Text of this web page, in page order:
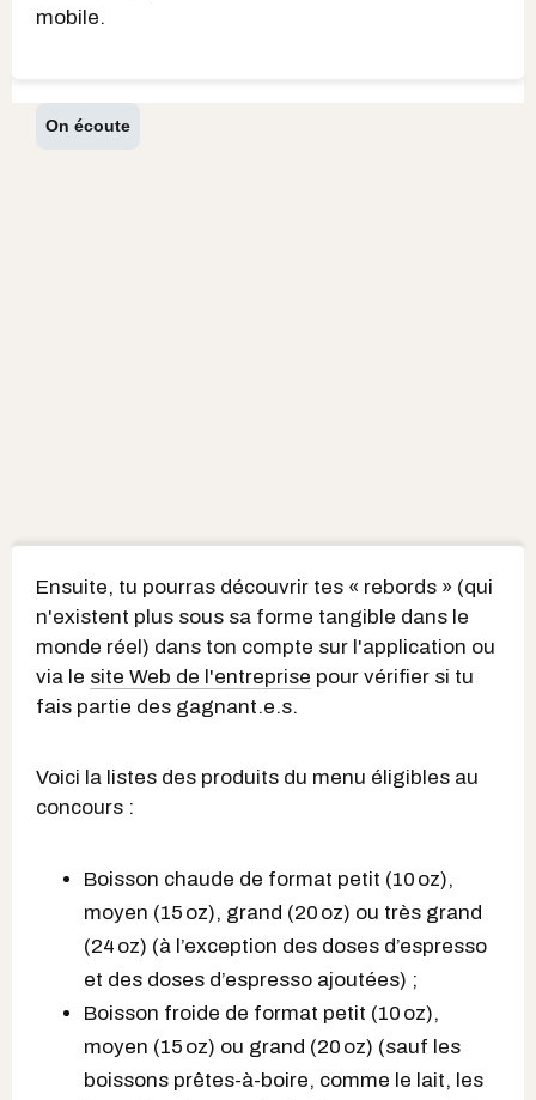
mobile.
On écoute
Ensuite, tu pourras découvrir tes « rebords » (qui
n'existent plus sous sa forme tangible dans le
monde réel) dans ton compte sur l'application ou
via le site Web de l'entreprise pour vérifier si tu
fais partie des gagnant.e.s.
Voici la listes des produits du menu éligibles au
concours :
Boisson chaude de format petit (10 oz),
moyen (15 oz), grand (20 oz) ou très grand
(24 oz) (à l’exception des doses d’espresso
et des doses d’espresso ajoutées) ;
Boisson froide de format petit (10 oz),
moyen (15 oz) ou grand (20 oz) (sauf les
boissons prêtes-à-boire, comme le lait, les